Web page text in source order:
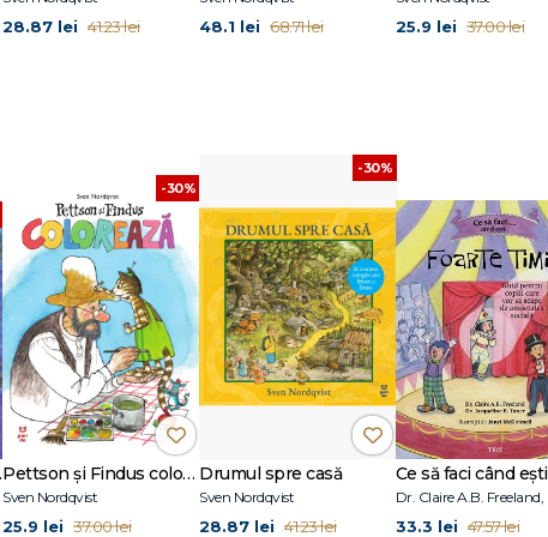
28.87 lei 41.23 lei 48.1 lei 68.71 lei 25.9 lei 37.00 lei
furia
-30%
Pettson și Findus colorează
Sven Nordqvist
25.9 lei 37.00 lei
-30%
Drumul spre casă
Sven Nordqvist
28.87 lei 41.23 lei 33.3 lei 47.57 lei